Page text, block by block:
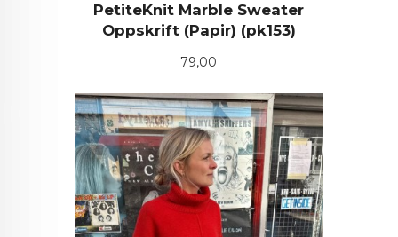
PetiteKnit Marble Sweater
Oppskrift (Papir) (pk153)
Pris
79,00